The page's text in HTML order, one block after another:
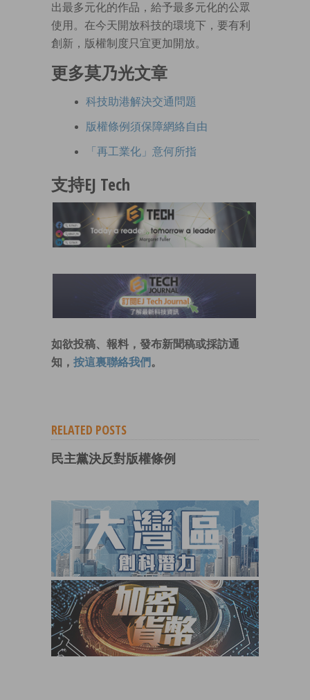
出最多元化的作品，給予最多元化的公眾
使用。在今天開放科技的環境下，要有利
創新，版權制度只宜更加開放。
更多莫乃光文章
科技助港解決交通問題
版權條例須保障網絡自由
「再工業化」意何所指
支持EJ Tech
如欲投稿、報料，發布新聞稿或採訪通
知， 按這裏聯絡我們 。
RELATED POSTS
民主黨決反對版權條例